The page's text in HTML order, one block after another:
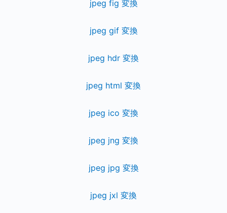
jpeg fig 変換
jpeg gif 変換
jpeg hdr 変換
jpeg html 変換
jpeg ico 変換
jpeg jng 変換
jpeg jpg 変換
jpeg jxl 変換